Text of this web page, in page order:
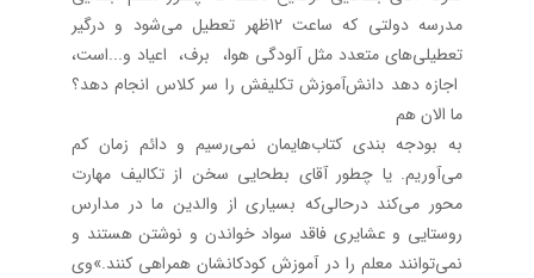
مدرسه دولتی که ساعت 12ظهر تعطیل می‌شود و درگیر
تعطیلی‌های متعدد مثل آلودگی هوا، برف، اعیاد و...است،
اجازه دهد دانش‌آموزش تکلیفش را سر کلاس انجام دهد؟
ما الان هم
به بودجه بندی کتاب‌هایمان نمی‌رسیم و دائم زمان کم
می‌آوریم. یا چطور آقای بطحایی سخن از تکالیف مهارت
محور می‌کند درحالی‌که بسیاری از والدین ما در مدارس
روستایی و عشایری فاقد سواد خواندن و نوشتن هستند و
نمی‌توانند معلم را در آموزش کودکانشان همراهی کنند.»وی